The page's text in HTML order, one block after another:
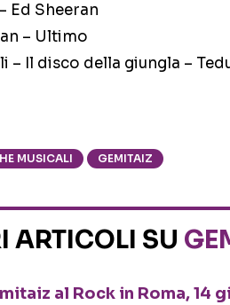
Ed Sheeran
– Ultimo
– Il disco della giungla –
MUSICALI GEMITAIZ
ARTICOLI SU
al Rock in Roma, 14